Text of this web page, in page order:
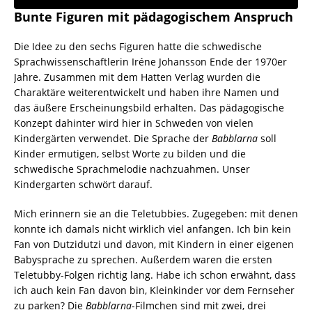
Bunte Figuren mit pädagogischem Anspruch
Die Idee zu den sechs Figuren hatte die schwedische
Sprachwissenschaftlerin Iréne Johansson Ende der 1970er
Jahre. Zusammen mit dem Hatten Verlag wurden die
Charaktäre weiterentwickelt und haben ihre Namen und
das äußere Erscheinungsbild erhalten. Das pädagogische
Konzept dahinter wird hier in Schweden von vielen
Kindergärten verwendet. Die Sprache der Babblarna soll
Kinder ermutigen, selbst Worte zu bilden und die
schwedische Sprachmelodie nachzuahmen. Unser
Kindergarten schwört darauf.
Mich erinnern sie an die Teletubbies. Zugegeben: mit denen
konnte ich damals nicht wirklich viel anfangen. Ich bin kein
Fan von Dutzidutzi und davon, mit Kindern in einer eigenen
Babysprache zu sprechen. Außerdem waren die ersten
Teletubby-Folgen richtig lang. Habe ich schon erwähnt, dass
ich auch kein Fan davon bin, Kleinkinder vor dem Fernseher
zu parken? Die Babblarna-Filmchen sind mit zwei, drei